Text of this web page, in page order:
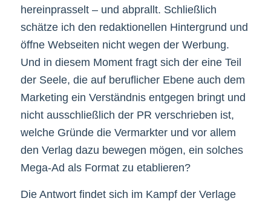
hereinprasselt – und abprallt. Schließlich
schätze ich den redaktionellen Hintergrund und
öffne Webseiten nicht wegen der Werbung.
Und in diesem Moment fragt sich der eine Teil
der Seele, die auf beruflicher Ebene auch dem
Marketing ein Verständnis entgegen bringt und
nicht ausschließlich der PR verschrieben ist,
welche Gründe die Vermarkter und vor allem
den Verlag dazu bewegen mögen, ein solches
Mega-Ad als Format zu etablieren?
Die Antwort findet sich im Kampf der Verlage